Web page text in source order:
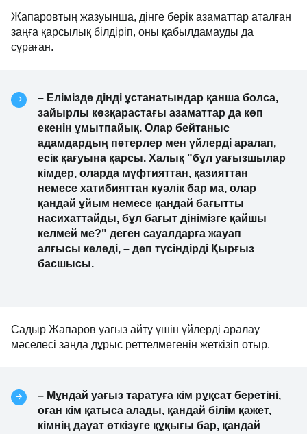
Жапаровтың жазуынша, дінге берік азаматтар аталған
заңға қарсылық білдіріп, оны қабылдамауды да
сұраған.
– Елімізде дінді ұстанатындар қанша болса,
зайырлы көзқарастағы азаматтар да көп
екенін ұмытпайық. Олар бейтаныс
адамдардың пәтерлер мен үйлерді аралап,
есік қағуына қарсы. Халық "бұл уағызшылар
кімдер, оларда мүфтияттан, қазияттан
немесе хатибияттан куәлік бар ма, олар
қандай ұйым немесе қандай бағытты
насихаттайды, бұл бағыт дінімізге қайшы
келмей ме?" деген сауалдарға жауап
алғысы келеді, – деп түсіндірді Қырғыз
басшысы.
Садыр Жапаров уағыз айту үшін үйлерді аралау
мәселесі заңда дұрыс реттелмегенін жеткізіп отыр.
– Мұндай уағыз таратуға кім рұқсат беретіні,
оған кім қатыса алады, қандай білім қажет,
кімнің дауат өткізуге құқығы бар, қандай